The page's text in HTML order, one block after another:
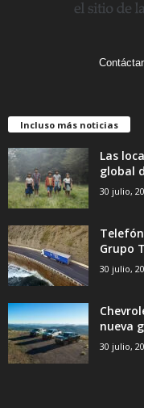
Incluso más noticias
Las
global
30 julio,
Grupo
30 julio,
nueva
30 julio,